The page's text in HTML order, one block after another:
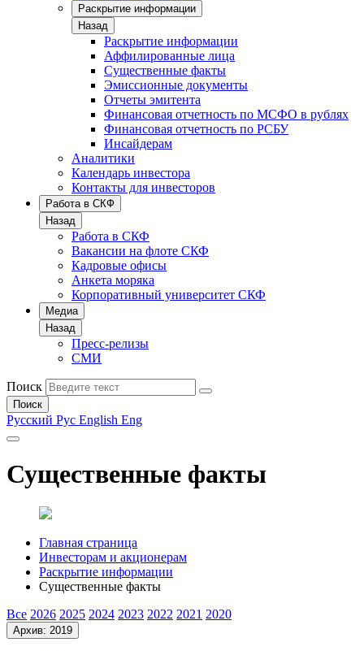
Раскрытие информации
Назад
Раскрытие информации
Аффилированные лица
Существенные факты
Эмиссионные документы
Отчеты эмитента
Финансовая отчетность по МСФО в рублях
Финансовая отчетность по РСБУ
Инсайдерам
Аналитики
Календарь инвестора
Контакты для инвесторов
Работа в СКФ
Назад
Работа в СКФ
Вакансии на флоте СКФ
Кадровые офисы
Анкета моряка
Корпоративный университет СКФ
Медиа
Назад
Пресс-релизы
СМИ
Поиск
Поиск
Русский Рус English Eng
Существенные факты
Главная страница
Инвесторам и акционерам
Раскрытие информации
Существенные факты
Все 2026 2025 2024 2023 2022 2021 2020
Архив: 2019